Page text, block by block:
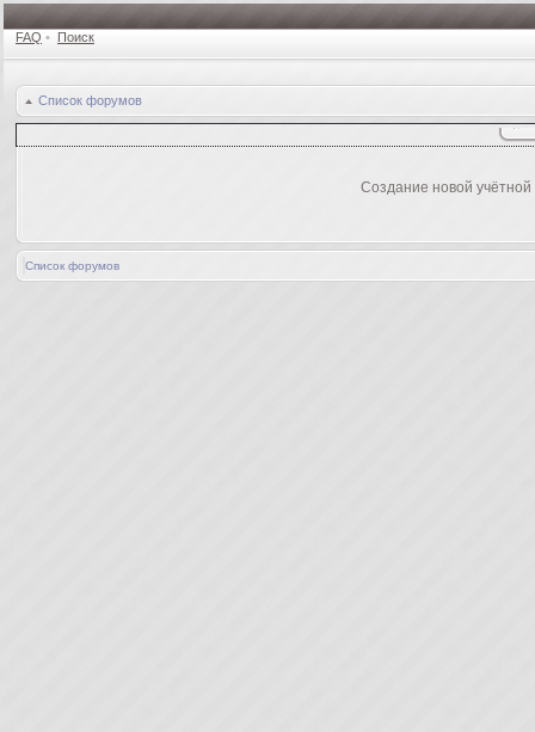
FAQ • Поиск
Список форумов
Создание новой
Список форумов